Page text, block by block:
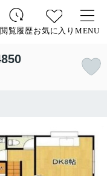
閲覧履歴お気に入り MENU